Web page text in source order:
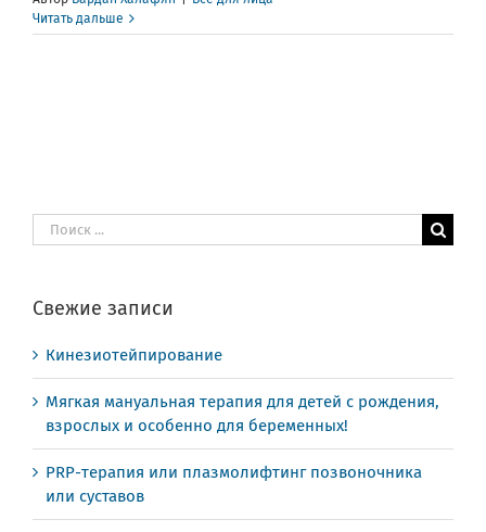
Читать дальше
Результат
поиска:
Свежие записи
Кинезиотейпирование
Мягкая мануальная терапия для детей с рождения,
взрослых и особенно для беременных!
PRP-терапия или плазмолифтинг позвоночника
или суставов